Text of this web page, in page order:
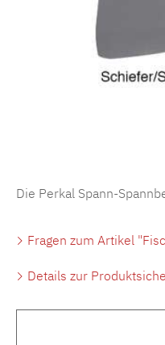
Die Perkal Spann-
Fragen zum Artikel
Details zur